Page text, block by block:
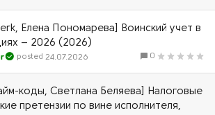
Елена Пономарева] Воинский учет в
– 2026 (2026)
0
24.07.2026
коды, Светлана Беляева] Налоговые
претензии по вине исполнителя,